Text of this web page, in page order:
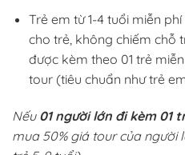
Trẻ em từ 1-4 tuổi miễn
cho trẻ, không chiếm chỗ
được kèm theo 01 trẻ
tour (tiêu chuẩn như trẻ
Nếu 01 người lớn đi kèm 01
mua 50% giá tour của người